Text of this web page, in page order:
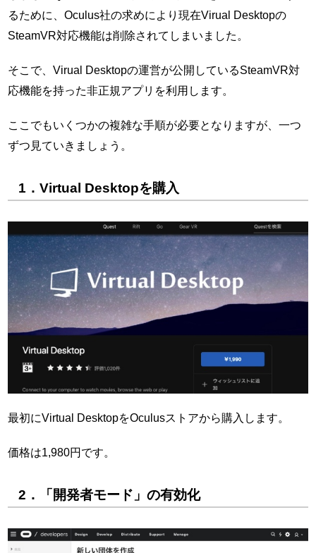
るために、Oculus社の求めにより現在Virual Desktopの
SteamVR対応機能は削除されてしまいました。
そこで、Virual Desktopの運営が公開しているSteamVR対
応機能を持った非正規アプリを利用します。
ここでもいくつかの複雑な手順が必要となりますが、一つ
ずつ見ていきましょう。
1．Virtual Desktopを購入
最初にVirtual DesktopをOculusストアから購入します。
価格は1,980円です。
2．「開発者モード」の有効化